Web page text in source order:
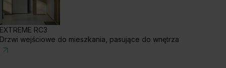
EXTREME RC3
Drzwi wejściowe do mieszkania, pasujące do wnętrza